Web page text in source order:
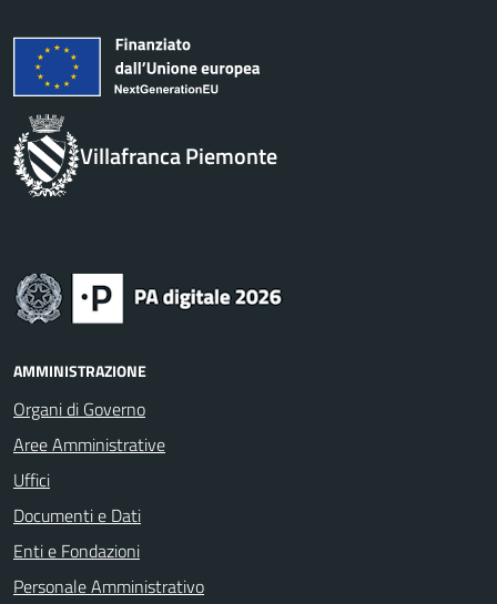
Villafranca Piemonte
AMMINISTRAZIONE
Organi di Governo
Aree Amministrative
Uffici
Documenti e Dati
Enti e Fondazioni
Personale Amministrativo